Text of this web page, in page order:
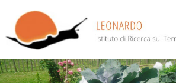
contenuto